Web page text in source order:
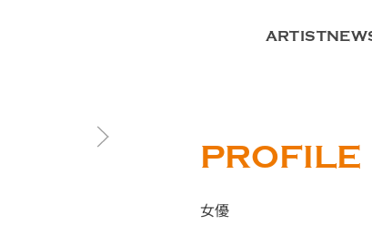
ARTIST
PROFILE
女優